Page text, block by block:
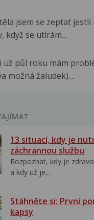
jsem se zeptat
když se utírám...
už půl roku mám
možná žaludek)....
13 situací, kdy je
záchrannou službu
Rozpoznat, kdy je
a kdy už je...
Stáhněte si: První
kapsy